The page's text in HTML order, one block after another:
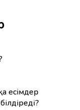
есімдер